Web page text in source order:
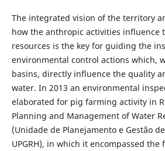
The integrated vision of the territory
how the anthropic activities influence
resources is the key for guiding the
environmental control actions which,
basins, directly influence the quality
water. In 2013 an environmental
elaborated for pig farming activity in
Planning and Management of Water
(Unidade de Planejamento e Gestão
UPGRH), in which it encompassed the